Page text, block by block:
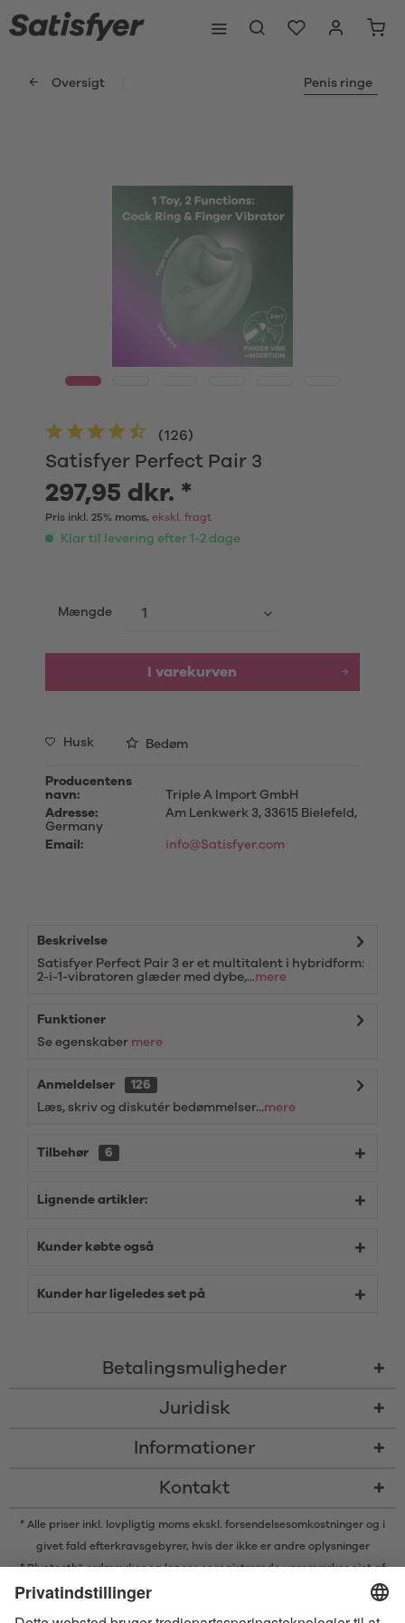
Oversigt Penis ringe
Satisfyer Perfect Pair 3
(126)
297,95 dkr. *
Pris inkl. 25% moms, ekskl. fragt
Klar til levering efter 1-2 dage
Mængde
I varekurven
Husk Bedøm
Producentens
navn:
Triple A Import GmbH
Adresse:
Am Lenkwerk 3, 33615 Bielefeld,
Germany
Email:
info@Satisfyer.com
Beskrivelse
Satisfyer Perfect Pair 3 er et multitalent i hybridform:
2-i-1-vibratoren glæder med dybe,...mere
Funktioner
Se egenskaber mere
Anmeldelser
126
Læs, skriv og diskutér bedømmelser...mere
Tilbehør 6
Lignende artikler:
Kunder købte også
Kunder har ligeledes set på
Betalingsmuligheder
Juridisk
Informationer
Kontakt
* Alle priser inkl. lovpligtig moms ekskl. forsendelsesomkostninger og i
givet fald efterkravsgebyrer, hvis der ikke er andre oplysninger
* Bluetooth® ordmærker og logoer er registrerede varemærker ejet af
Bluetooth SIG, Inc. og enhver brug af sådanne mærker af Satisfyer GmbH